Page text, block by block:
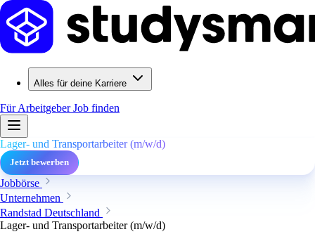
Alles für deine Karriere
Für ArbeitgeberJob finden
Lager- und Transportarbeiter (m/w/d)
Jetzt bewerben
Jobbörse
Unternehmen
Randstad Deutschland
Lager- und Transportarbeiter (m/w/d)